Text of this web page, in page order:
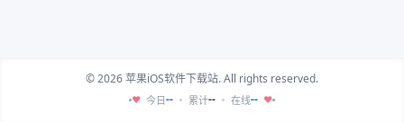
© 2026 苹果iOS软件下载站. All rights reserved.
♥ 今日-- 累计-- 在线-- ♥